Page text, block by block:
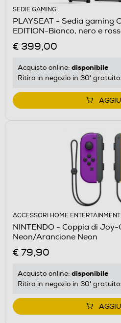
SEDIE GAMING
PLAYSEAT - Sedia gaming
EDITION-Bianco, nero e
€ 399,00
Acquisto online: disponibile
Ritiro in negozio in 30' gratuito:
ACCESSORI HOME ENTERTAINMENT
NINTENDO - Coppia di
Neon/Arancione Neon
€ 79,90
Acquisto online: disponibile
Ritiro in negozio in 30' gratuito: